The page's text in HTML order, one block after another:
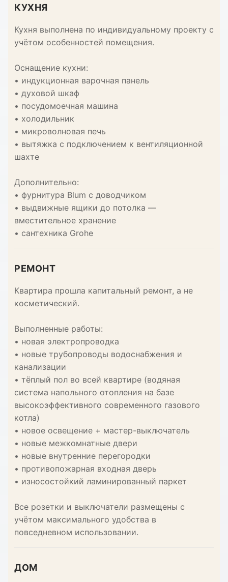
КУХНЯ
Кухня выполнена по индивидуальному проекту с
учётом особенностей помещения.
Оснащение кухни:
• индукционная варочная панель
• духовой шкаф
• посудомоечная машина
• холодильник
• микроволновая печь
• вытяжка с подключением к вентиляционной
шахте
Дополнительно:
• фурнитура Blum с доводчиком
• выдвижные ящики до потолка —
вместительное хранение
• сантехника Grohe
РЕМОНТ
Квартира прошла капитальный ремонт, а не
косметический.
Выполненные работы:
• новая электропроводка
• новые трубопроводы водоснабжения и
канализации
• тёплый пол во всей квартире (водяная
система напольного отопления на базе
высокоэффективного современного газового
котла)
• новое освещение + мастер-выключатель
• новые межкомнатные двери
• новые внутренние перегородки
• противопожарная входная дверь
• износостойкий ламинированный паркет
Все розетки и выключатели размещены с
учётом максимального удобства в
повседневном использовании.
ДОМ